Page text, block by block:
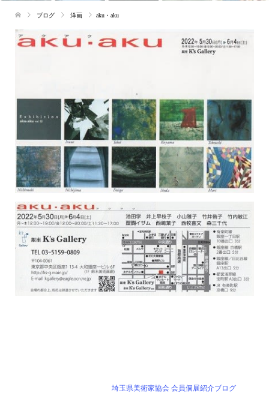
ブログ 洋画 aku・aku
埼玉県美術家協会 会員個展紹介ブログ